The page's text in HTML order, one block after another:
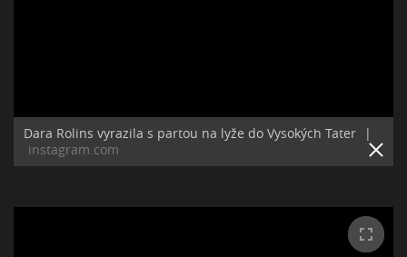
Dara Rolins vyrazila s partou na lyže do Vysokých Tater
|
instagram.com